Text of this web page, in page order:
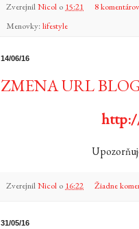
ZverejnilNicol o 15:21
8
Menovky: lifestyle
14/06/16
ZMENA URL
ZverejnilNicol o 16:22 Žiadne
31/05/16